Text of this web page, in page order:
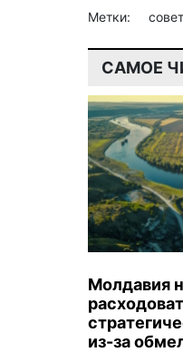
Метки:
САМОЕ
Молдавия
из-за